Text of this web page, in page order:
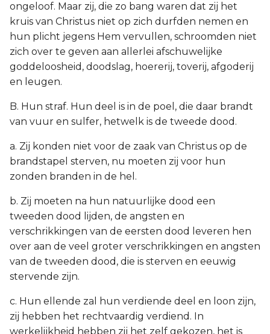
ongeloof. Maar zij, die zo bang waren dat zij het
kruis van Christus niet op zich durfden nemen en
hun plicht jegens Hem vervullen, schroomden niet
zich over te geven aan allerlei afschuwelijke
goddeloosheid, doodslag, hoererij, toverij, afgoderij
en leugen.
B. Hun straf. Hun deel is in de poel, die daar brandt
van vuur en sulfer, hetwelk is de tweede dood.
a. Zij konden niet voor de zaak van Christus op de
brandstapel sterven, nu moeten zij voor hun
zonden branden in de hel.
b. Zij moeten na hun natuurlijke dood een
tweeden dood lijden, de angsten en
verschrikkingen van de eersten dood leveren hen
over aan de veel groter verschrikkingen en angsten
van de tweeden dood, die is sterven en eeuwig
stervende zijn.
c. Hun ellende zal hun verdiende deel en loon zijn,
zij hebben het rechtvaardig verdiend. In
werkelijkheid hebben zij het zelf gekozen, het is